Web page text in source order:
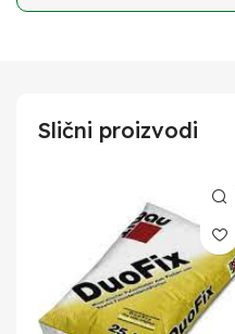
Slični proizvodi